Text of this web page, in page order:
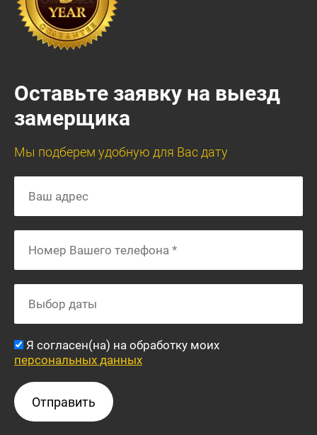
Оставьте заявку на выезд
замерщика
Мы подберем удобную для Вас дату
Я согласен(на) на обработку моих
персональных данных
Отправить